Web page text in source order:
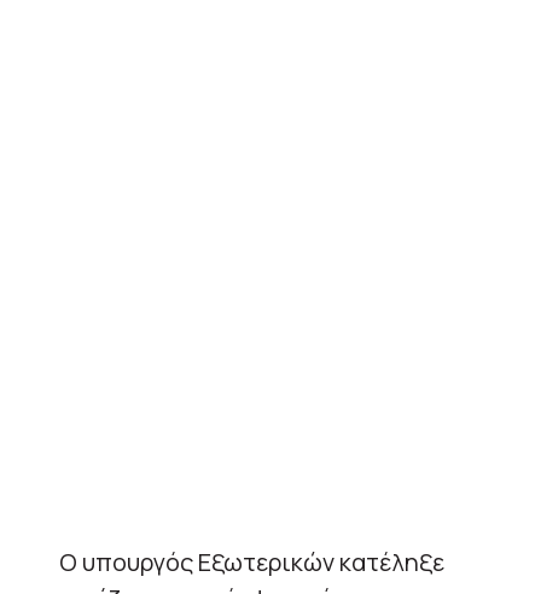
Ο υπουργός Εξωτερικών κατέληξε